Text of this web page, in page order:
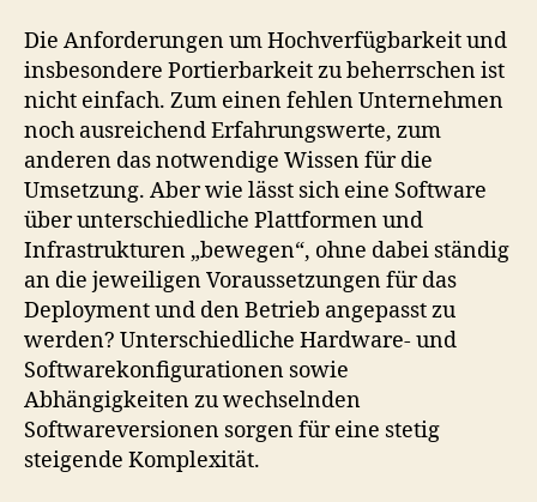
Die Anforderungen um Hochverfügbarkeit und
insbesondere Portierbarkeit zu beherrschen ist
nicht einfach. Zum einen fehlen Unternehmen
noch ausreichend Erfahrungswerte, zum
anderen das notwendige Wissen für die
Umsetzung. Aber wie lässt sich eine Software
über unterschiedliche Plattformen und
Infrastrukturen „bewegen“, ohne dabei ständig
an die jeweiligen Voraussetzungen für das
Deployment und den Betrieb angepasst zu
werden? Unterschiedliche Hardware- und
Softwarekonfigurationen sowie
Abhängigkeiten zu wechselnden
Softwareversionen sorgen für eine stetig
steigende Komplexität.